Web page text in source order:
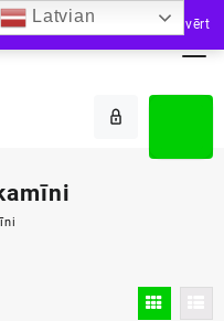
raksti: info@siltini.lvAizvērt
Latvian